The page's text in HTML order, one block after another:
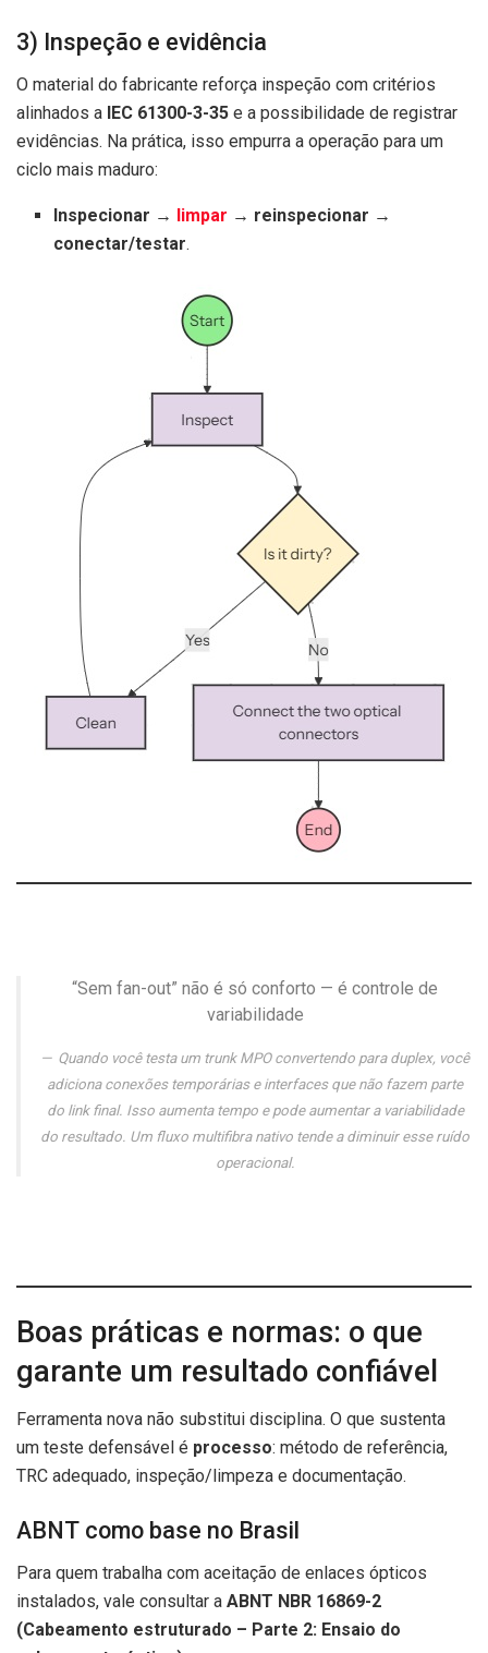
3) Inspeção e evidência
O material do fabricante reforça inspeção com critérios
alinhados a IEC 61300-3-35 e a possibilidade de registrar
evidências. Na prática, isso empurra a operação para um
ciclo mais maduro:
Inspecionar → limpar → reinspecionar →
conectar/testar.
“Sem fan-out” não é só conforto — é controle de
variabilidade
Quando você testa um trunk MPO convertendo para duplex, você
adiciona conexões temporárias e interfaces que não fazem parte
do link final. Isso aumenta tempo e pode aumentar a variabilidade
do resultado. Um fluxo multifibra nativo tende a diminuir esse ruído
operacional.
Boas práticas e normas: o que
garante um resultado confiável
Ferramenta nova não substitui disciplina. O que sustenta
um teste defensável é processo: método de referência,
TRC adequado, inspeção/limpeza e documentação.
ABNT como base no Brasil
Para quem trabalha com aceitação de enlaces ópticos
instalados, vale consultar a ABNT NBR 16869-2
(Cabeamento estruturado – Parte 2: Ensaio do